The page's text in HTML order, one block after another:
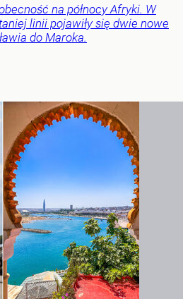
na północy Afryki. W
linii pojawiły się dwie nowe
do Maroka.